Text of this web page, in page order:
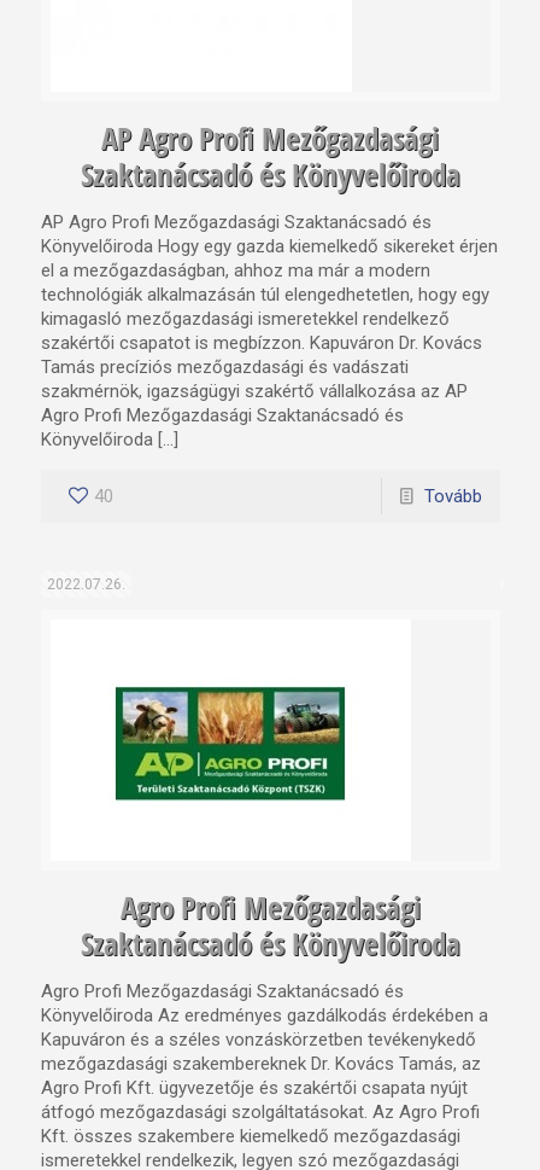
AP Agro Profi Mezőgazdasági
Szaktanácsadó és Könyvelőiroda
AP Agro Profi Mezőgazdasági Szaktanácsadó és
Könyvelőiroda Hogy egy gazda kiemelkedő sikereket érjen
el a mezőgazdaságban, ahhoz ma már a modern
technológiák alkalmazásán túl elengedhetetlen, hogy egy
kimagasló mezőgazdasági ismeretekkel rendelkező
szakértői csapatot is megbízzon. Kapuváron Dr. Kovács
Tamás precíziós mezőgazdasági és vadászati
szakmérnök, igazságügyi szakértő vállalkozása az AP
Agro Profi Mezőgazdasági Szaktanácsadó és
Könyvelőiroda […]
40 Tovább
2022.07.26.
Agro Profi Mezőgazdasági
Szaktanácsadó és Könyvelőiroda
Agro Profi Mezőgazdasági Szaktanácsadó és
Könyvelőiroda Az eredményes gazdálkodás érdekében a
Kapuváron és a széles vonzáskörzetben tevékenykedő
mezőgazdasági szakembereknek Dr. Kovács Tamás, az
Agro Profi Kft. ügyvezetője és szakértői csapata nyújt
átfogó mezőgazdasági szolgáltatásokat. Az Agro Profi
Kft. összes szakembere kiemelkedő mezőgazdasági
ismeretekkel rendelkezik, legyen szó mezőgazdasági